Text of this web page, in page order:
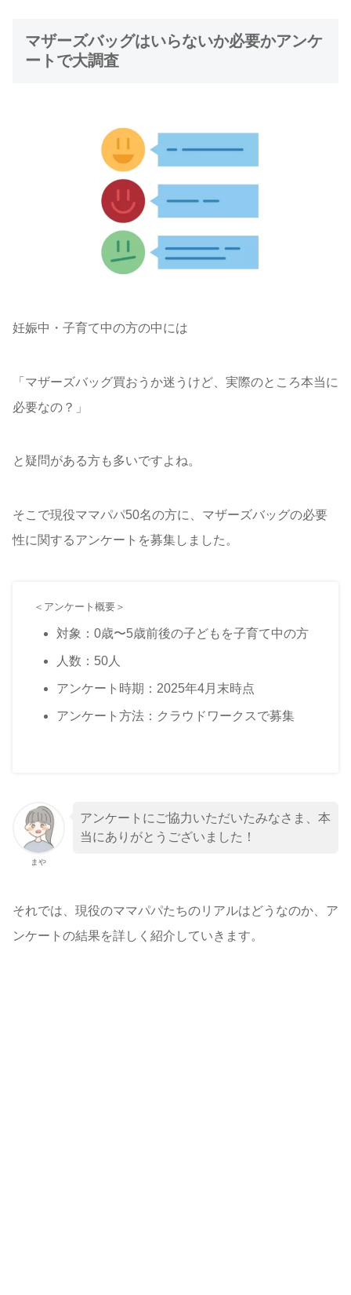
マザーズバッグはいらないか必要かアンケ
ートで大調査
妊娠中・子育て中の方の中には
「マザーズバッグ買おうか迷うけど、実際のところ本当に
必要なの？」
と疑問がある方も多いですよね。
そこで現役ママパパ50名の方に、マザーズバッグの必要
性に関するアンケートを募集しました。
＜アンケート概要＞
対象：0歳〜5歳前後の子どもを子育て中の方
人数：50人
アンケート時期：2025年4月末時点
アンケート方法：クラウドワークスで募集
まや
アンケートにご協力いただいたみなさま、本
当にありがとうございました！
それでは、現役のママパパたちのリアルはどうなのか、ア
ンケートの結果を詳しく紹介していきます。